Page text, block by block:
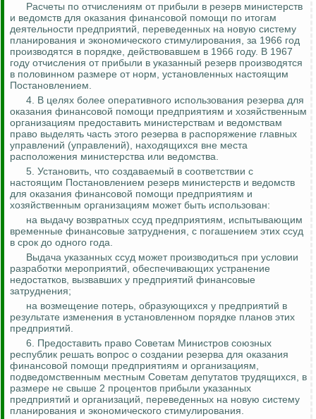
Расчеты по отчислениям от прибыли в резерв министерств
и ведомств для оказания финансовой помощи по итогам
деятельности предприятий, переведенных на новую систему
планирования и экономического стимулирования, за 1966 год
производятся в порядке, действовавшем в 1966 году. В 1967
году отчисления от прибыли в указанный резерв производятся
в половинном размере от норм, установленных настоящим
Постановлением.
4. В целях более оперативного использования резерва для
оказания финансовой помощи предприятиям и хозяйственным
организациям предоставить министерствам и ведомствам
право выделять часть этого резерва в распоряжение главных
управлений (управлений), находящихся вне места
расположения министерства или ведомства.
5. Установить, что создаваемый в соответствии с
настоящим Постановлением резерв министерств и ведомств
для оказания финансовой помощи предприятиям и
хозяйственным организациям может быть использован:
на выдачу возвратных ссуд предприятиям, испытывающим
временные финансовые затруднения, с погашением этих ссуд
в срок до одного года.
Выдача указанных ссуд может производиться при условии
разработки мероприятий, обеспечивающих устранение
недостатков, вызвавших у предприятий финансовые
затруднения;
на возмещение потерь, образующихся у предприятий в
результате изменения в установленном порядке планов этих
предприятий.
6. Предоставить право Советам Министров союзных
республик решать вопрос о создании резерва для оказания
финансовой помощи предприятиям и организациям,
подведомственным местным Советам депутатов трудящихся, в
размере не свыше 2 процентов прибыли указанных
предприятий и организаций, переведенных на новую систему
планирования и экономического стимулирования.